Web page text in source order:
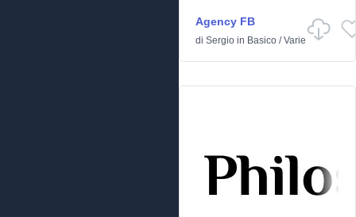
Agency FB
di Sergio in Basico /Varie